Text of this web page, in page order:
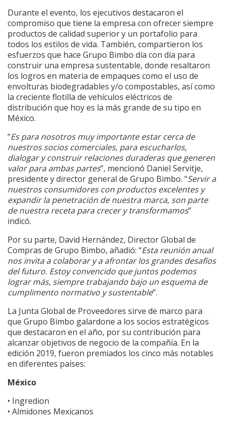
Durante el evento, los ejecutivos destacaron el
compromiso que tiene la empresa con ofrecer siempre
productos de calidad superior y un portafolio para
todos los estilos de vida. También, compartieron los
esfuerzos que hace Grupo Bimbo día con día para
construir una empresa sustentable, donde resaltaron
los logros en materia de empaques como el uso de
envolturas biodegradables y/o compostables, así como
la creciente flotilla de vehículos eléctricos de
distribución que hoy es la más grande de su tipo en
México.
“Es para nosotros muy importante estar cerca de
nuestros socios comerciales, para escucharlos,
dialogar y construir relaciones duraderas que generen
valor para ambas partes”, mencionó Daniel Servitje,
presidente y director general de Grupo Bimbo. “Servir a
nuestros consumidores con productos excelentes y
expandir la penetración de nuestra marca, son parte
de nuestra receta para crecer y transformamos”
indicó.
Por su parte, David Hernández, Director Global de
Compras de Grupo Bimbo, añadió: “Esta reunión anual
nos invita a colaborar y a afrontar los grandes desafíos
del futuro. Estoy convencido que juntos podemos
lograr más, siempre trabajando bajo un esquema de
cumplimento normativo y sustentable”.
La Junta Global de Proveedores sirve de marco para
que Grupo Bimbo galardone a los socios estratégicos
que destacaron en el año, por su contribución para
alcanzar objetivos de negocio de la compañía. En la
edición 2019, fueron premiados los cinco más notables
en diferentes países:
México
• Ingredion
• Almidones Mexicanos